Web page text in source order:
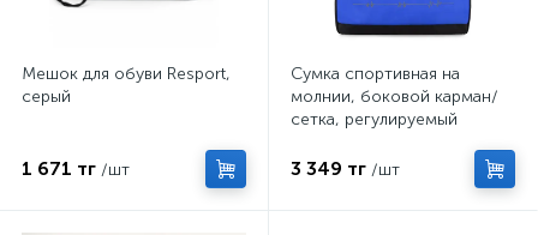
Мешок для обуви Resport,
серый
1 671 тг /шт
Сумка спортивная на
молнии, боковой карман/
сетка, регулируемый
цвет чёрный/василёк
3 349 тг /шт